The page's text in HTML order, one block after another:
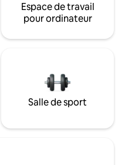
Espace de travail
pour ordinateur
Salle de sport